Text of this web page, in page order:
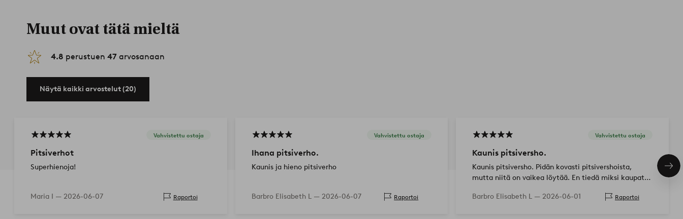
Muut ovat tätä mieltä
4.8 perustuen 47 arvosanaan
Näytä kaikki arvostelut (20)
Vahvistettu ostaja
Pitsiverhot
Superhienoja!
Maria I — 2026-06-07 Raportoi
Vahvistettu ostaja
Ihana pitsiverho.
Kaunis ja hieno pitsiverho
Barbro Elisabeth L — 2026-06-07 Raportoi
Vahvistettu ostaja
Kaunis pitsiversho.
Kaunis pitsiversho. Pidän kovasti pitsivershoista,
mutta niitä on vaikea löytää. En tiedä miksi kaupat
Barbro Elisabeth L — 2026-06-01 Raportoi